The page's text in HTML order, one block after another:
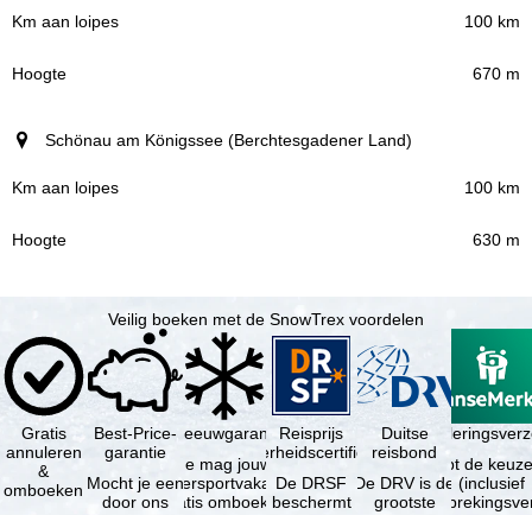
100 km
670 m
Schönau am Königssee (Berchtesgadener Land)
100 km
630 m
Veilig boeken met de SnowTrex voordelen
Gratis
annuleren
&
omboeken
Best-Price-
garantie
Mocht je een
door ons
Sneeuwgarantie
Je mag jouw
wintersportvakantie
gratis omboeken
Reisprijs
zekerheidscertificaat
De DRSF
beschermt
Duitse
reisbond
De DRV is de
grootste
Je hebt de
(inclusief